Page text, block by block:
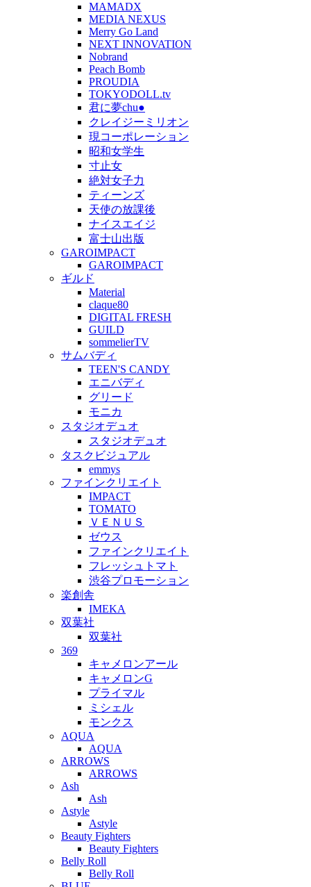
MAMADX
MEDIA NEXUS
Merry Go Land
NEXT INNOVATION
Nobrand
Peach Bomb
PROUDIA
TOKYODOLL.tv
君に夢chu●
クレイジーミリオン
現コーポレーション
昭和女学生
寸止女
絶対女子力
ティーンズ
天使の放課後
ナイスエイジ
富士山出版
GAROIMPACT
GAROIMPACT
ギルド
Material
claque80
DIGITAL FRESH
GUILD
sommelierTV
サムバディ
TEEN'S CANDY
エニバディ
グリード
モニカ
スタジオデュオ
スタジオデュオ
タスクビジュアル
emmys
ファインクリエイト
IMPACT
TOMATO
ＶＥＮＵＳ
ゼウス
ファインクリエイト
フレッシュトマト
渋谷プロモーション
楽創舎
IMEKA
双葉社
双葉社
369
キャメロンアール
キャメロンG
プライマル
ミシェル
モンクス
AQUA
AQUA
ARROWS
ARROWS
Ash
Ash
Astyle
Astyle
Beauty Fighters
Beauty Fighters
Belly Roll
Belly Roll